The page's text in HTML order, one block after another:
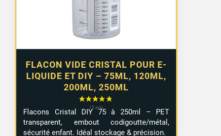
FLACON VIDE CRISTAL POUR E-
LIQUIDE ET DIY – 75ML, 120ML,
200ML, 250ML
4,99 €
Flacons Cristal DIY 75 à 250ml – PET
transparent, embout codigoutte/métal,
sécurité enfant. Idéal stockage & précision.